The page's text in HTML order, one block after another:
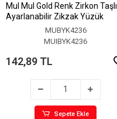
MuI MuI Gold Renk Zirkon Taşlı
Ayarlanabilir Zikzak Yüzük
MUBYK4236
MUIBYK4236
142,89 TL
Sepete Ekle